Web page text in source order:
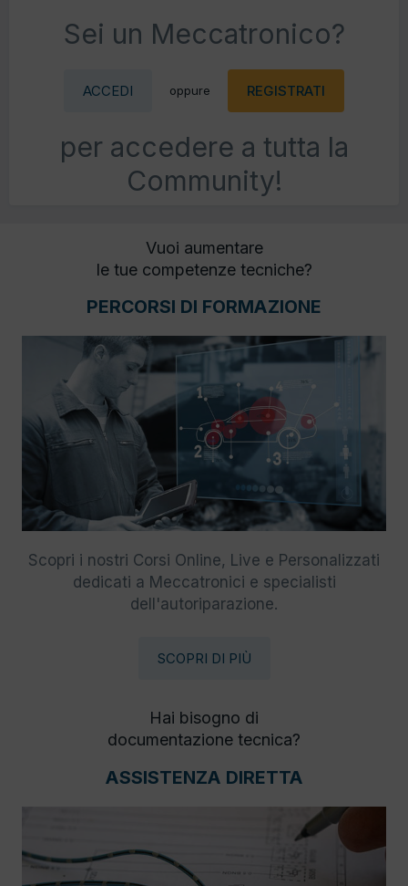
Sei un Meccatronico?
ACCEDI oppure REGISTRATI
per accedere a tutta la
Community!
Vuoi aumentare
le tue competenze tecniche?
PERCORSI DI FORMAZIONE
Scopri i nostri Corsi Online, Live e Personalizzati
dedicati a Meccatronici e specialisti
dell'autoriparazione.
SCOPRI DI PIÙ
Hai bisogno di
documentazione tecnica?
ASSISTENZA DIRETTA